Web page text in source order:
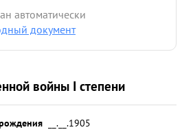
1944 г. командованию фронта
данные о действии,
и намерения 20 ТД, 32, 134,
входящих в состав 9 А рмии и
...»
автоматически
документ
войны I степени
__.__.1905